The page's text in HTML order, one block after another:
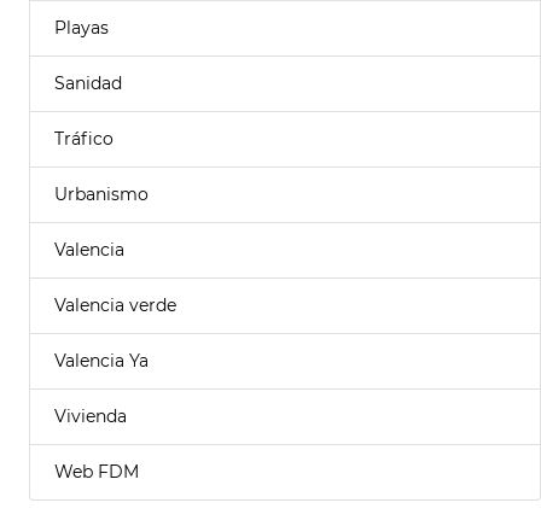
Playas
Sanidad
Tráfico
Urbanismo
Valencia
Valencia verde
Valencia Ya
Vivienda
Web FDM